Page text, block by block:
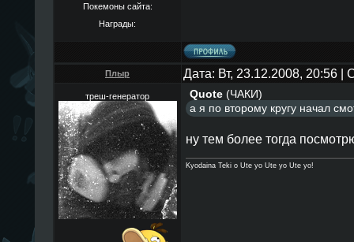
Покемоны сайта:
Награды:
Плыр Дата: Вт, 23.12.2008, 20:56
треш-генератор Quote(ЧАКИ)
а я по второму кругу начал
ну тем более тогда
Kyodaina Teki o Ute yo Ute yo Ute yo!